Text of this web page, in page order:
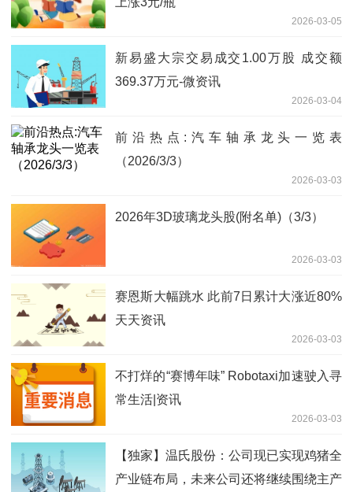
2026-03-05
新易盛大宗交易成交1.00万股 成交额
369.37万元-微资讯
2026-03-04
前沿热点:汽车轴承龙头一览表
（2026/3/3）
2026-03-03
2026年3D玻璃龙头股(附名单)（3/3）
2026-03-03
赛恩斯大幅跳水 此前7日累计大涨近80%
天天资讯
2026-03-03
不打烊的“赛博年味” Robotaxi加速驶入寻
常生活|资讯
2026-03-03
【独家】温氏股份：公司现已实现鸡猪全
产业链布局，未来公司还将继续围绕主产